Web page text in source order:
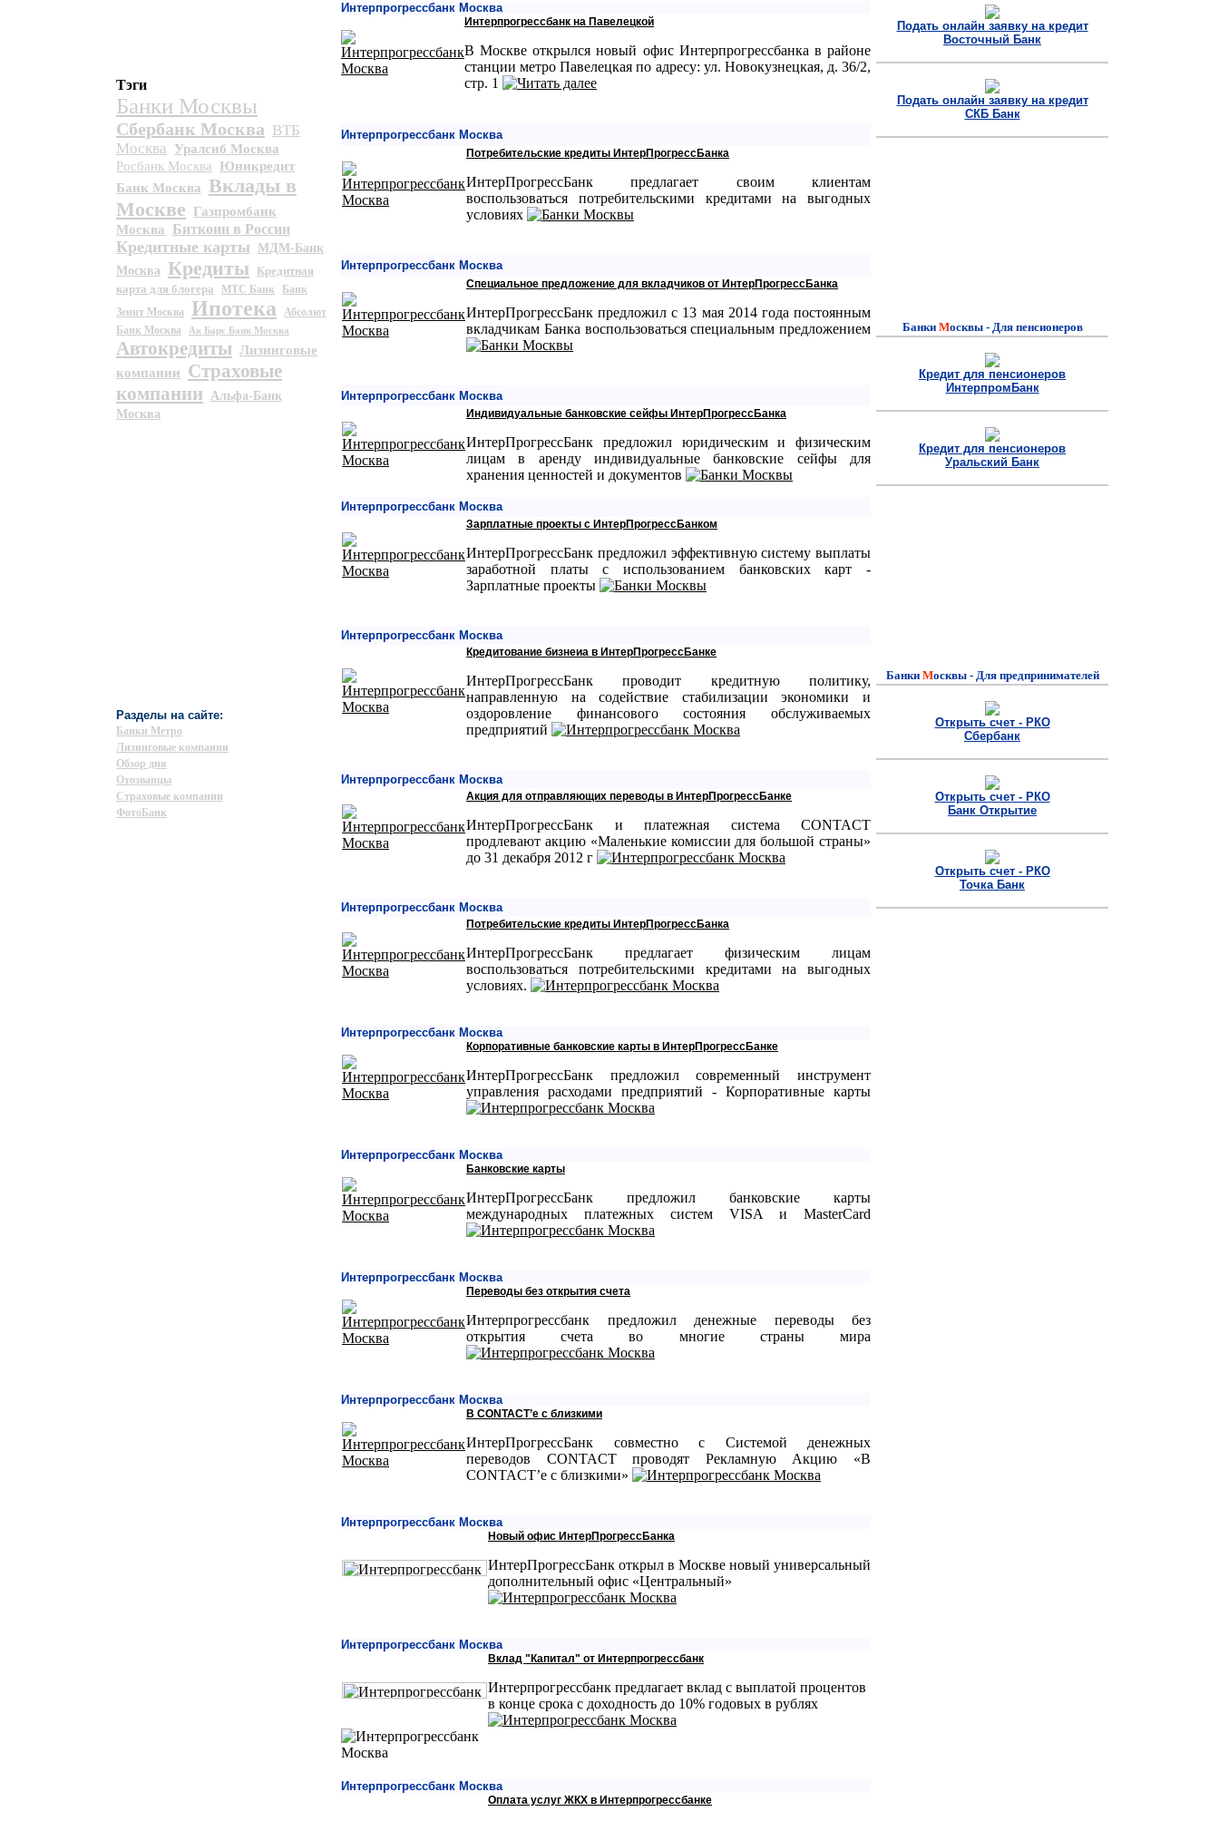
Тэги
Банки Москвы
Сбербанк Москва ВТБ
Москва
Уралсиб Москва
Росбанк Москва
Юникредит
Банк Москва Вклады в
Москве
Газпромбанк
Москва
Биткоин в России
Кредитные карты
МДМ-Банк
Москва Кредиты Кредитная
карта для блогера
МТС Банк
Банк
Зенит Москва Ипотека
Абсолют
Банк Москва
Ак Барс Банк Москва
Автокредиты Лизинговые
компании
Страховые
компании Альфа-Банк
Москва
Разделы на сайте:
Банки Метро
Лизинговые компании
Обзор дня
Отозванцы
Страховые компании
ФотоБанк
Интерпрогрессбанк Москва
Интерпрогрессбанк на Павелецкой
В Москве открылся новый офис Интерпрогрессбанка в районе
станции метро Павелецкая по адресу: ул. Новокузнецкая, д. 36/2,
стр. 1
Интерпрогрессбанк Москва
Потребительские кредиты ИнтерПрогрессБанка
ИнтерПрогрессБанк предлагает своим клиентам
воспользоваться потребительскими кредитами на выгодных
условиях
Интерпрогрессбанк Москва
Специальное предложение для вкладчиков от ИнтерПрогрессБанка
ИнтерПрогрессБанк предложил с 13 мая 2014 года постоянным
вкладчикам Банка воспользоваться специальным предложением
Интерпрогрессбанк Москва
Индивидуальные банковские сейфы ИнтерПрогрессБанка
ИнтерПрогрессБанк предложил юридическим и физическим
лицам в аренду индивидуальные банковские сейфы для
хранения ценностей и документов
Интерпрогрессбанк Москва
Зарплатные проекты с ИнтерПрогрессБанком
ИнтерПрогрессБанк предложил эффективную систему выплаты
заработной платы с использованием банковских карт -
Зарплатные проекты
Интерпрогрессбанк Москва
Кредитование бизнеиа в ИнтерПрогрессБанке
ИнтерПрогрессБанк проводит кредитную политику,
направленную на содействие стабилизации экономики и
оздоровление финансового состояния обслуживаемых
предприятий
Интерпрогрессбанк Москва
Акция для отправляющих переводы в ИнтерПрогрессБанке
ИнтерПрогрессБанк и платежная система CONTACT
продлевают акцию «Маленькие комиссии для большой страны»
до 31 декабря 2012 г
Интерпрогрессбанк Москва
Потребительские кредиты ИнтерПрогрессБанка
ИнтерПрогрессБанк предлагает физическим лицам
воспользоваться потребительскими кредитами на выгодных
условиях.
Интерпрогрессбанк Москва
Корпоративные банковские карты в ИнтерПрогрессБанке
ИнтерПрогрессБанк предложил современный инструмент
управления расходами предприятий - Корпоративные карты
Интерпрогрессбанк Москва
Банковские карты
ИнтерПрогрессБанк предложил банковские карты
международных платежных систем VISA и MasterCard
Интерпрогрессбанк Москва
Переводы без открытия счета
Интерпрогрессбанк предложил денежные переводы без
открытия счета во многие страны мира
Интерпрогрессбанк Москва
В CONTACT’е с близкими
ИнтерПрогрессБанк совместно с Системой денежных
переводов CONTACT проводят Рекламную Акцию «В
CONTACT’е с близкими»
Интерпрогрессбанк Москва
Новый офис ИнтерПрогрессБанка
ИнтерПрогрессБанк открыл в Москве новый универсальный
дополнительный офис «Центральный»
Интерпрогрессбанк Москва
Вклад "Капитал" от Интерпрогрессбанк
Интерпрогрессбанк предлагает вклад с выплатой процентов
в конце срока с доходность до 10% годовых в рублях
Интерпрогрессбанк Москва
Оплата услуг ЖКХ в Интерпрогрессбанке
Подать онлайн заявку на кредит
Восточный Банк
Подать онлайн заявку на кредит
СКБ Банк
Банки Mосквы - Для пенсионеров
Кредит для пенсионеров
ИнтерпромБанк
Кредит для пенсионеров
Уральский Банк
Банки Mосквы - Для предпринимателей
Открыть счет - РКО
Сбербанк
Открыть счет - РКО
Банк Открытие
Открыть счет - РКО
Точка Банк